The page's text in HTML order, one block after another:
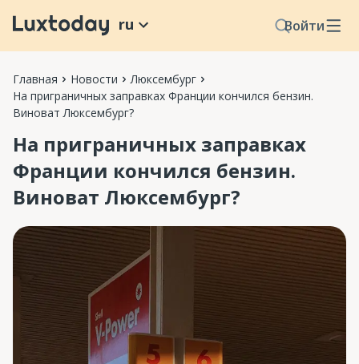
Войти
ru
Главная Новости
Люксембург
На приграничных заправках Франции кончился бензин.
Виноват Люксембург?
На приграничных заправках
Франции кончился бензин.
Виноват Люксембург?